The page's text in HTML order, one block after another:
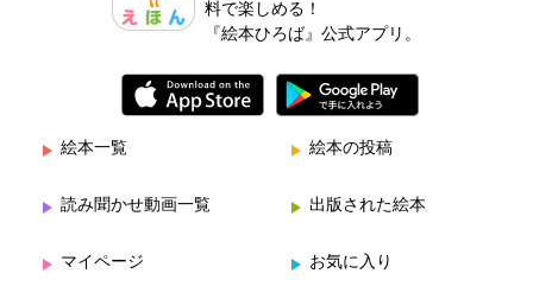
料で楽しめる！
『絵本ひろば』公式アプリ。
絵本一覧 絵本の投稿
読み聞かせ動画一覧 出版された絵本
マイページ お気に入り